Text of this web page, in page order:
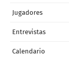
Jugadores
Entrevistas
Calendario